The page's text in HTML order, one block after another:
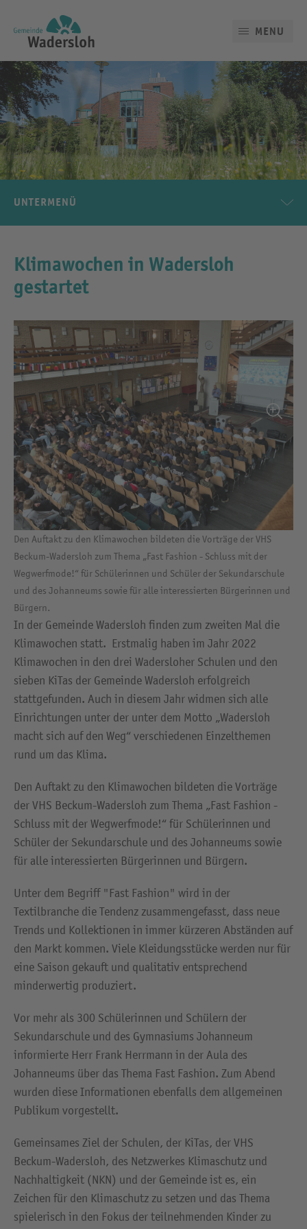
MENU
UNTERMENÜ
Klimawochen in Wadersloh
gestartet
Den Auftakt zu den Klimawochen bildeten die Vorträge der VHS
Beckum-Wadersloh zum Thema „Fast Fashion - Schluss mit der
Wegwerfmode!“ für Schülerinnen und Schüler der Sekundarschule
und des Johanneums sowie für alle interessierten Bürgerinnen und
Bürgern.
In der Gemeinde Wadersloh finden zum zweiten Mal die
Klimawochen statt. Erstmalig haben im Jahr 2022
Klimawochen in den drei Wadersloher Schulen und den
sieben KiTas der Gemeinde Wadersloh erfolgreich
stattgefunden. Auch in diesem Jahr widmen sich alle
Einrichtungen unter der unter dem Motto „Wadersloh
macht sich auf den Weg“ verschiedenen Einzelthemen
rund um das Klima.
Den Auftakt zu den Klimawochen bildeten die Vorträge
der VHS Beckum-Wadersloh zum Thema „Fast Fashion -
Schluss mit der Wegwerfmode!“ für Schülerinnen und
Schüler der Sekundarschule und des Johanneums sowie
für alle interessierten Bürgerinnen und Bürgern.
Unter dem Begriff "Fast Fashion" wird in der
Textilbranche die Tendenz zusammengefasst, dass neue
Trends und Kollektionen in immer kürzeren Abständen auf
den Markt kommen. Viele Kleidungsstücke werden nur für
eine Saison gekauft und qualitativ entsprechend
minderwertig produziert.
Vor mehr als 300 Schülerinnen und Schülern der
Sekundarschule und des Gymnasiums Johanneum
informierte Herr Frank Herrmann in der Aula des
Johanneums über das Thema Fast Fashion. Zum Abend
wurden diese Informationen ebenfalls dem allgemeinen
Publikum vorgestellt.
Gemeinsames Ziel der Schulen, der KiTas, der VHS
Beckum-Wadersloh, des Netzwerkes Klimaschutz und
Nachhaltigkeit (NKN) und der Gemeinde ist es, ein
Zeichen für den Klimaschutz zu setzen und das Thema
spielerisch in den Fokus der teilnehmenden Kinder zu